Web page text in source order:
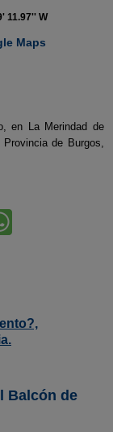
11.97'' W
Maps
en La Merindad de
Provincia de Burgos,
Balcón de